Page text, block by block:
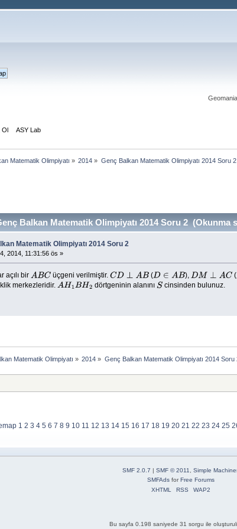
Ol ASY Lab
Matematik Olimpiyatı » 2014 » Genç Balkan Matematik Olimpiyatı 2014 Soru 2
Balkan Matematik Olimpiyatı 2014 Soru 2 (Okunma
Matematik Olimpiyatı 2014 Soru 2
2014, 11:31:56 ös »
açılı bir ABC üçgeni verilmiştir.CD⊥AB (D∈A B ), DM⊥ AC (
merkezleridir. AH1BH2 dörtgeninin alanını Scinsinden bulunuz.
Matematik Olimpiyatı » 2014 » Genç Balkan Matematik Olimpiyatı 2014 Soru
1 2 3 4 5 6 7 8 9 10 11 12 13 14 15 16 17 18 19 20 21 22 23 24 25
SMF 2.0.7 | SMF © 2011
Simple
SMFAdsforFree Forums
XHTML
RSS WAP2
Bu sayfa 0.198 saniyede 31 sorgu ile